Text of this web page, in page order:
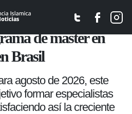
de máster en
Brasil
agosto de 2026, este
formar especialistas
así la creciente